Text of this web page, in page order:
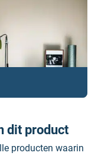
en
Gray
dit product
producten waarin